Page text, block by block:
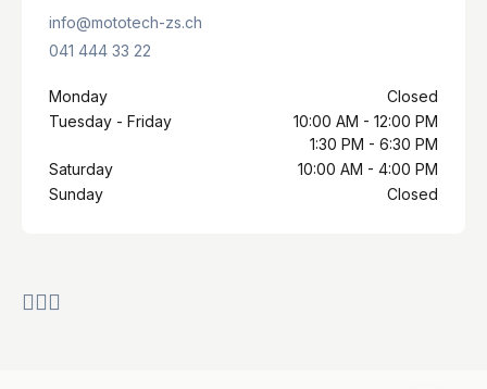
info@mototech-zs.ch
041 444 33 22
Monday
Closed
Tuesday - Friday
10:00 AM - 12:00 PM
1:30 PM - 6:30 PM
Saturday
10:00 AM - 4:00 PM
Sunday
Closed